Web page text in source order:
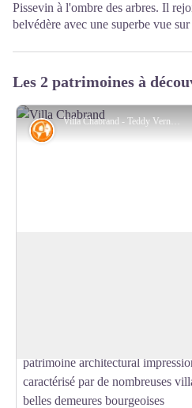
Pissevin à l'ombre des arbres. Il
belvédère avec une superbe vue
Les 2 patrimoines à
Villa Chabrand - Teddy Verneuil/AD04
Histoire
patrimoine architectural
caractérisé par de nombreuses
belles demeures bourgeoises